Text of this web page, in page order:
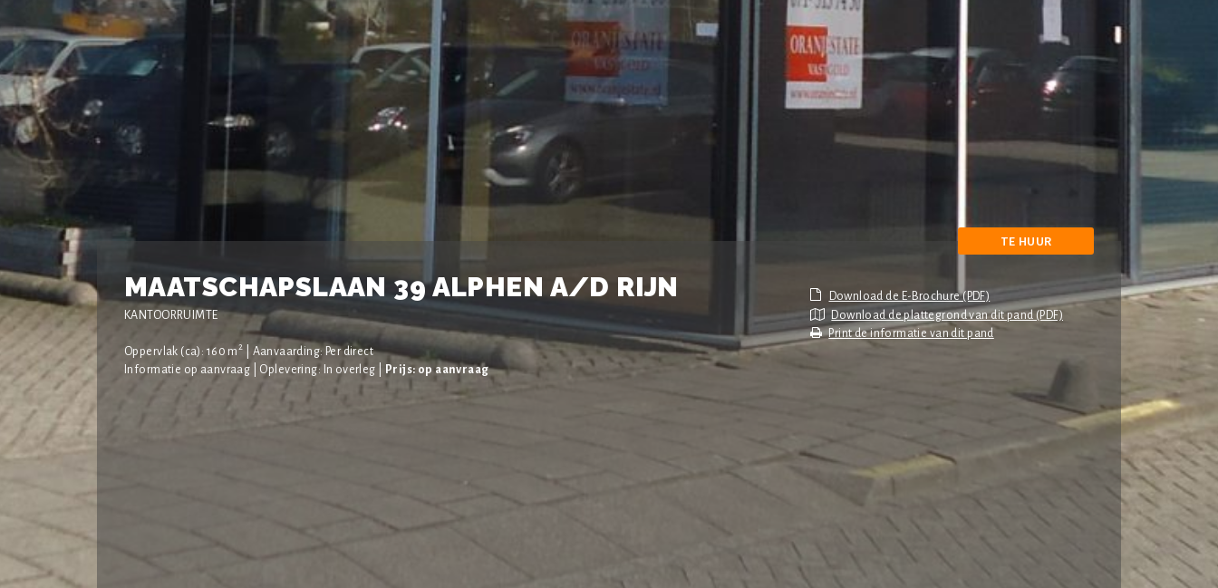
TE HUUR
MAATSCHAPSLAAN 39 ALPHEN A/D RIJN
KANTOORRUIMTE
Oppervlak (ca): 160 m 2
| Aanvaarding: Per direct
Informatie op aanvraag | Oplevering: In overleg |
Prijs: op aanvraag
Download de plattegrond van dit pand (PDF)
Print de informatie van dit pand